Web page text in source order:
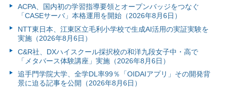
ACPA、国内初の学習指導要領とオープンバッジをつなぐ
「CASEサーバ」本格運用を開始（2026年8月6日）
NTT東日本、江東区立毛利小学校で生成AI活用の実証実験を
実施（2026年8月6日）
C&R社、DXハイスクール採択校の和洋九段女子中・高で
「メタバース体験講座」実施（2026年8月6日）
追手門学院大学、全学DL率99％「OIDAIアプリ」その開発背
景に迫る記事を公開（2026年8月6日）